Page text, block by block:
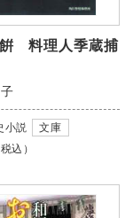
料理人季蔵捕
小説 文庫
税込）